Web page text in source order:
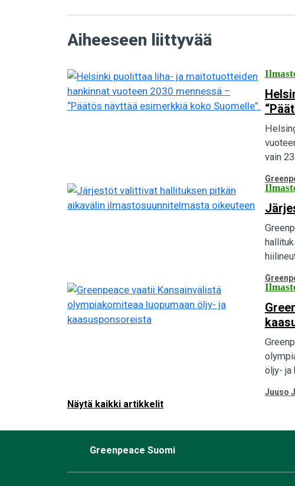
Aiheeseen liittyvää
vain
öljy- ja
Juuso
Näytä kaikki artikkelit
Greenpeace Suomi